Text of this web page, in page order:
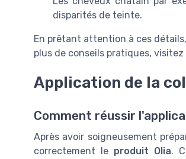
disparités de teinte.
En prêtant attention à ces
plus de conseils pratiques,
Application de la
Comment réussir
Après avoir soigneusement
correctement le produit Olia.